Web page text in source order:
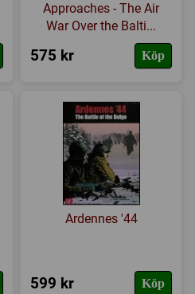
Approaches - The Air
War Over the Balti...
575 kr Köp
Ardennes '44
599 kr Köp